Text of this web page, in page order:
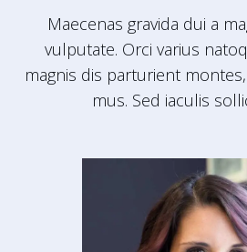
Maecenas gravida dui a
vulputate. Orci varius
magnis dis parturient
mus. Sed iaculis